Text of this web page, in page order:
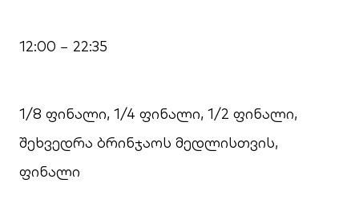
12:00 − 22:35
1/8 ფინალი, 1/4 ფინალი, 1/2 ფინალი,
შეხვედრა ბრინჯაოს მედლისთვის,
ფინალი